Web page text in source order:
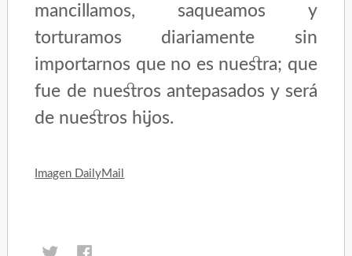
mancillamos, saqueamos y
torturamos diariamente sin
importarnos que no es nuestra; que
fue de nuestros antepasados y será
de nuestros hijos.
Imagen DailyMail
Haz